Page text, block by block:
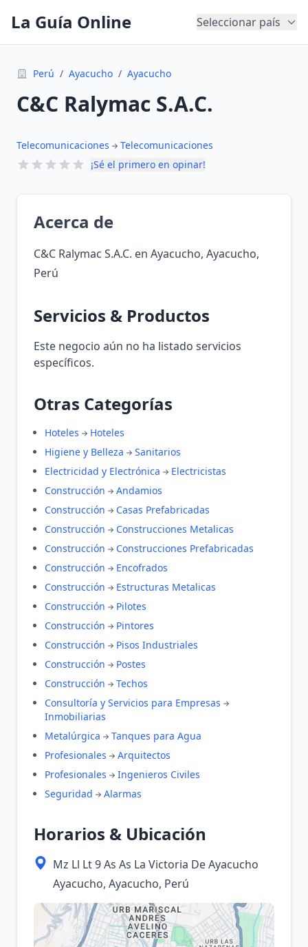
La Guía Online Seleccionar país
Perú / Ayacucho / Ayacucho
C&C Ralymac S.A.C.
Telecomunicaciones
Telecomunicaciones
¡Sé el primero en opinar!
Acerca de
C&C Ralymac S.A.C. en Ayacucho, Ayacucho,
Perú
Servicios & Productos
Este negocio aún no ha listado servicios
específicos.
Otras Categorías
Hoteles
Hoteles
Higiene y Belleza
Sanitarios
Electricidad y Electrónica
Electricistas
Construcción
Andamios
Construcción
Casas Prefabricadas
Construcción
Construcciones Metalicas
Construcción
Construcciones Prefabricadas
Construcción
Encofrados
Construcción
Estructuras Metalicas
Construcción
Pilotes
Construcción
Pintores
Construcción
Pisos Industriales
Construcción
Postes
Construcción
Techos
Consultoría y Servicios para Empresas
Inmobiliarias
Metalúrgica
Tanques para Agua
Profesionales
Arquitectos
Profesionales
Ingenieros Civiles
Seguridad
Alarmas
Horarios & Ubicación
Mz Ll Lt 9 As As La Victoria De Ayacucho
Ayacucho, Ayacucho, Perú